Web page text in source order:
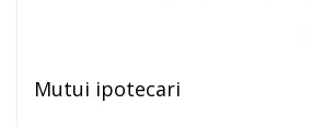
Mutui ipotecari